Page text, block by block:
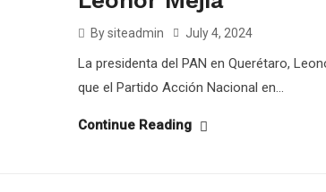
By siteadmin July 4, 2024
La presidenta del PAN en Querétaro,
que el Partido Acción Nacional en...
Continue Reading